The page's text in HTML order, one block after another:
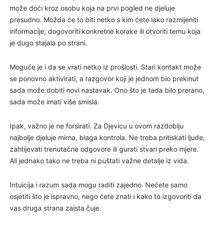
može doći kroz osobu koja na prvi pogled ne djeluje
presudno. Možda će to biti netko s kim ćete lako razmijeniti
informacije, dogovoriti konkretne korake ili otvoriti temu koja
je dugo stajala po strani.
Moguće je i da se vrati netko iz prošlosti. Stari kontakt može
se ponovno aktivirati, a razgovor koji je jednom bio prekinut
sada može dobiti novi nastavak. Ono što je tada bilo prerano,
sada može imati više smisla.
Ipak, važno je ne forsirati. Za Djevicu u ovom razdoblju
najbolje djeluje mirna, blaga kontrola. Ne treba pritiskati ljude,
zahtijevati trenutačne odgovore ili gurati stvari preko mjere.
Ali jednako tako ne treba ni puštati važne detalje iz vida.
Intuicija i razum sada mogu raditi zajedno. Nećete samo
osjetiti što je ispravno, nego ćete znati i kako to izgovoriti da
vas druga strana zaista čuje.